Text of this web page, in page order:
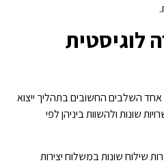
לוגיסטית
השלבים החשובים בתהליך ייצוא
שונות ולהשוות ביניהן לפי
שילוח שונות במשלוח יצירות